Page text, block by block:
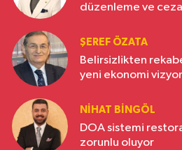
düzenleme ve
ŞEREF ÖZATA
Belirsizlikten
yeni ekonomi
NIHAT BINGÖL
DOA sistemi
zorunlu oluyor